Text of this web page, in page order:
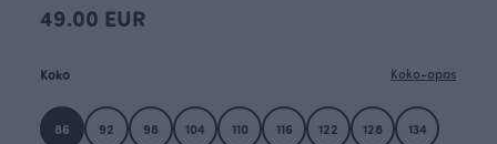
49.00 EUR
Koko Koko-opas
86 92 98 104 110 116 122 128 134